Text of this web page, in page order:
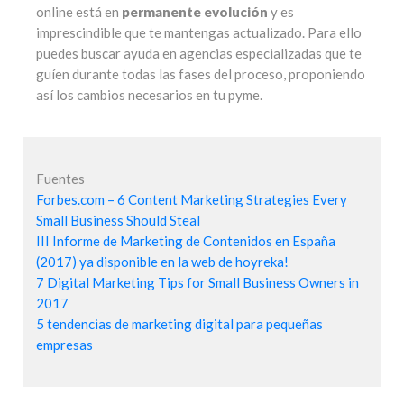
online está en permanente evolución y es
imprescindible que te mantengas actualizado. Para ello
puedes buscar ayuda en agencias especializadas que te
guíen durante todas las fases del proceso, proponiendo
así los cambios necesarios en tu pyme.
Fuentes
Forbes.com – 6 Content Marketing Strategies Every
Small Business Should Steal
III Informe de Marketing de Contenidos en España
(2017) ya disponible en la web de hoyreka!
7 Digital Marketing Tips for Small Business Owners in
2017
5 tendencias de marketing digital para pequeñas
empresas